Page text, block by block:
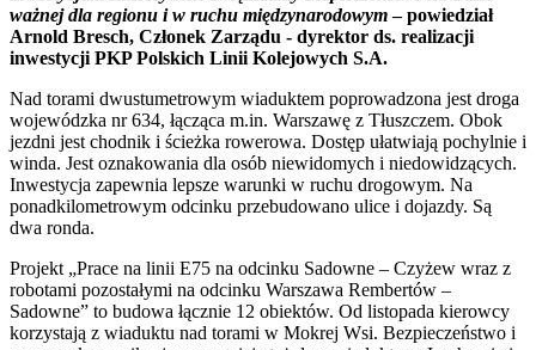
ważnej dla regionu i w ruchu międzynarodowym– powiedział
Arnold Bresch, Członek Zarządu - dyrektor ds. realizacji
inwestycji PKP Polskich Linii Kolejowych S.A.
Nad torami dwustumetrowym wiaduktem poprowadzona jest droga
wojewódzka nr 634, łącząca m.in. Warszawę z Tłuszczem. Obok
jezdni jest chodnik i ścieżka rowerowa. Dostęp ułatwiają pochylnie i
winda. Jest oznakowania dla osób niewidomych i niedowidzących.
Inwestycja zapewnia lepsze warunki w ruchu drogowym. Na
ponadkilometrowym odcinku przebudowano ulice i dojazdy. Są
dwa ronda.
Projekt „Prace na linii E75 na odcinku Sadowne – Czyżew wraz z
robotami pozostałymi na odcinku Warszawa Rembertów –
Sadowne” to budowa łącznie 12 obiektów. Od listopada kierowcy
korzystają z wiaduktu nad torami w Mokrej Wsi. Bezpieczeństwo i